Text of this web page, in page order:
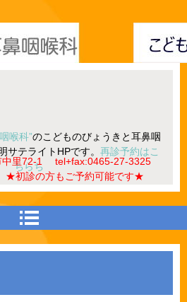
里72-1 tel+fax:0465-27-3325
診の方もご予約可能です★
喉科”のこどものびょうきと耳鼻咽
サテライトHPです。 再診予約はこ
ちらち